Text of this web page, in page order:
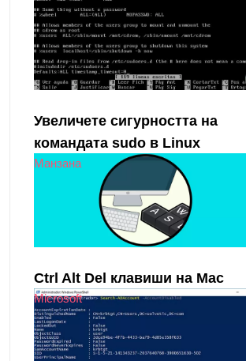
Увеличете сигурността на
командата sudo в Linux
Манзана
Ctrl Alt Del клавиши на Mac
Microsoft